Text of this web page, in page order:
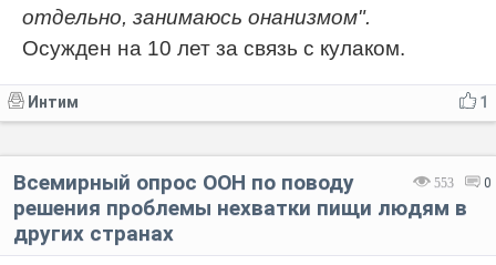
отдельно, занимаюсь онанизмом".
Осужден на 10 лет за связь с кулаком.
1
Интим
553 0
Всемирный опрос ООН по поводу
решения проблемы нехватки пищи людям в
других странах